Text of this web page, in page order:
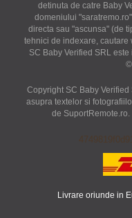
detinuta de catre Baby
domeniului
directa sau "ascunsa" (de
tehnici de indexare,
SC Baby Verified SRL
Copyright SC Baby
asupra textelor si
de SuportRemote.ro.
Livrare oriunde in